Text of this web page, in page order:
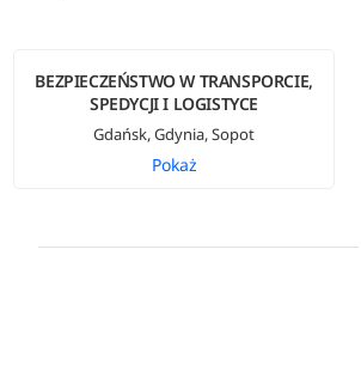
BEZPIECZEŃSTWO W TRANSPORCIE,
SPEDYCJI I LOGISTYCE
Gdańsk, Gdynia, Sopot
Pokaż